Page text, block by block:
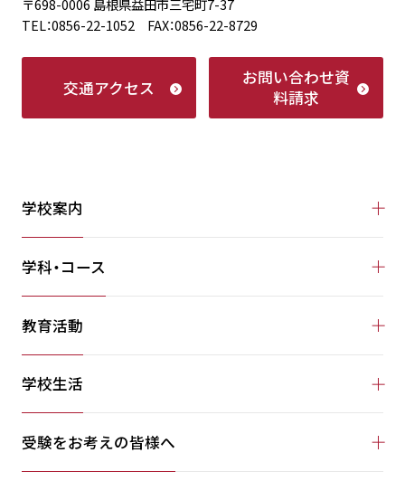
〒698-0006 島根県益田市三宅町7-37
TEL：0856-22-1052 FAX：0856-22-8729
交通アクセス お問い合わせ資
料請求
学校案内
学科・コース
教育活動
学校生活
受験をお考えの皆様へ